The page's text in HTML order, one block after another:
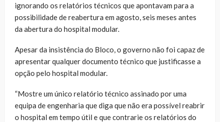
ignorando os relatórios técnicos que apontavam para a
possibilidade de reabertura em agosto, seis meses antes
da abertura do hospital modular.
Apesar da insistência do Bloco, o governo não foi capaz de
apresentar qualquer documento técnico que justificasse a
opção pelo hospital modular.
“Mostre um único relatório técnico assinado por uma
equipa de engenharia que diga que não era possível reabrir
o hospital em tempo útil e que contrarie os relatórios do